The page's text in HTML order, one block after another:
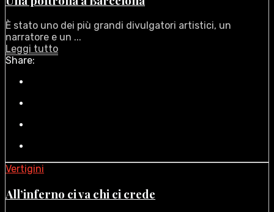
È stato uno dei più grandi divulgatori artistici, un
narratore e un ...
Leggi tutto
Share:
Vertigini
All’inferno ci va chi ci crede